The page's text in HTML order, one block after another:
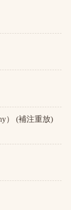
） (補注重放)